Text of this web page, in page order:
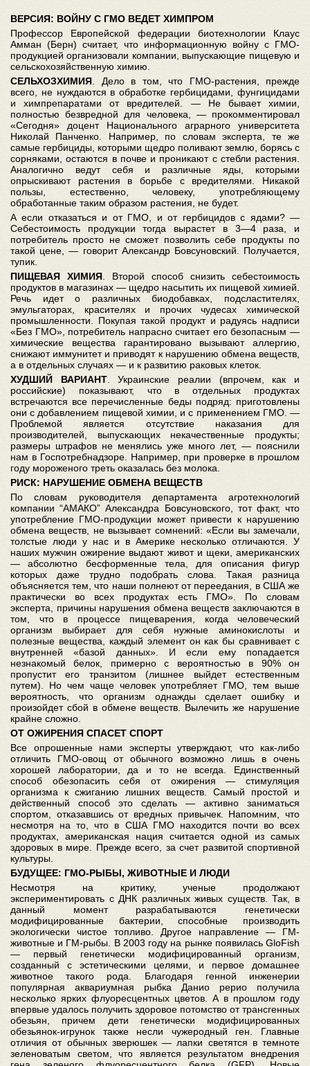
ВЕРСИЯ: ВОЙНУ С ГМО ВЕДЕТ ХИМПРОМ
Профессор Европейской федерации биотехнологии Клаус
Амман (Берн) считает, что информационную войну с ГМО-
продукцией организовали компании, выпускающие пищевую и
сельскохозяйственную химию.
СЕЛЬХОЗХИМИЯ. Дело в том, что ГМО-растения, прежде
всего, не нуждаются в обработке гербицидами, фунгицидами
и химпрепаратами от вредителей. — Не бывает химии,
полностью безвредной для человека, — прокомментировал
«Сегодня» доцент Национального аграрного университета
Николай Панченко. Например, по словам эксперта, те же
самые гербициды, которыми щедро поливают землю, борясь с
сорняками, остаются в почве и проникают с стебли растения.
Аналогично ведут себя и различные яды, которыми
опрыскивают растения в борьбе с вредителями. Никакой
пользы, естественно, человеку, употребляющему
обработанные таким образом растения, не будет.
А если отказаться и от ГМО, и от гербицидов с ядами? —
Себестоимость продукции тогда вырастет в 3—4 раза, и
потребитель просто не сможет позволить себе продукты по
такой цене, — говорит Александр Бовсуновский. Получается,
тупик.
ПИЩЕВАЯ ХИМИЯ. Второй способ снизить себестоимость
продуктов в магазинах — щедро насытить их пищевой химией.
Речь идет о различных биодобавках, подсластителях,
эмульгаторах, красителях и прочих чудесах химической
промышленности. Покупая такой продукт и радуясь надписи
«Без ГМО», потребитель напрасно считает его безопасным —
химические вещества гарантировано вызывают аллергию,
снижают иммунитет и приводят к нарушению обмена веществ,
а в отдельных случаях — и к развитию раковых клеток.
ХУДШИЙ ВАРИАНТ. Украинские реалии (впрочем, как и
российские) показывают, что в отдельных продуктах
встречаются все перечисленные беды подряд: приготовлены
они с добавлением пищевой химии, и с применением ГМО. —
Проблемой является отсутствие наказания для
производителей, выпускающих некачественные продукты;
размеры штрафов не менялись уже много лет, — пояснили
нам в Госпотребнадзоре. Например, при проверке в прошлом
году мороженого треть оказалась без молока.
РИСК: НАРУШЕНИЕ ОБМЕНА ВЕЩЕСТВ
По словам руководителя департамента агротехнологий
компании “АМАКО” Александра Бовсуновского, тот факт, что
употребление ГМО-продукции может привести к нарушению
обмена веществ, не вызывает сомнений: «Если вы замечали,
толстые люди у нас и в Америке несколько отличаются. У
наших мужчин ожирение выдают живот и щеки, американских
— абсолютно бесформенные тела, для описания фигур
которых даже трудно подобрать слова. Такая разница
объясняется тем, что наши полнеют от переедания, в США же
практически во всех продуктах есть ГМО». По словам
эксперта, причины нарушения обмена веществ заключаются в
том, что в процессе пищеварения, когда человеческий
организм выбирает для себя нужные аминокислоты и
полезные вещества, каждый элемент он как бы сравнивает с
внутренней «базой данных». И если ему попадается
незнакомый белок, примерно с вероятностью в 90% он
пропустит его транзитом (лишнее выйдет естественным
путем). Но чем чаще человек употребляет ГМО, тем выше
вероятность, что организм однажды сделает ошибку и
произойдет сбой в обмене веществ. Вылечить же нарушение
крайне сложно.
ОТ ОЖИРЕНИЯ СПАСЕТ СПОРТ
Все опрошенные нами эксперты утверждают, что как-либо
отличить ГМО-овощ от обычного возможно лишь в очень
хорошей лаборатории, да и то не всегда. Единственный
способ обезопасить себя от ожирения — стимуляция
организма к сжиганию лишних веществ. Самый простой и
действенный способ это сделать — активно заниматься
спортом, отказавшись от вредных привычек. Напомним, что
несмотря на то, что в США ГМО находится почти во всех
продуктах, американская нация считается одной из самых
здоровых в мире. Прежде всего, за счет развитой спортивной
культуры.
БУДУЩЕЕ: ГМО-РЫБЫ, ЖИВОТНЫЕ И ЛЮДИ
Несмотря на критику, ученые продолжают
экспериментировать с ДНК различных живых существ. Так, в
данный момент разрабатываются генетически
модифицированные бактерии, способные производить
экологически чистое топливо. Другое направление — ГМ-
животные и ГМ-рыбы. В 2003 году на рынке появилась GloFish
— первый генетически модифицированный организм,
созданный с эстетическими целями, и первое домашнее
животное такого рода. Благодаря генной инженерии
популярная аквариумная рыбка Данио рерио получила
несколько ярких флуоресцентных цветов. А в прошлом году
впервые удалось получить здоровое потомство от трансгенных
обезьян, причем дети генетически модифицированных
обезьянок-игрунок также несли чужеродный ген. Главные
отличия от обычных зверюшек — лапки светятся в темноте
зеленоватым светом, что является результатом внедрения